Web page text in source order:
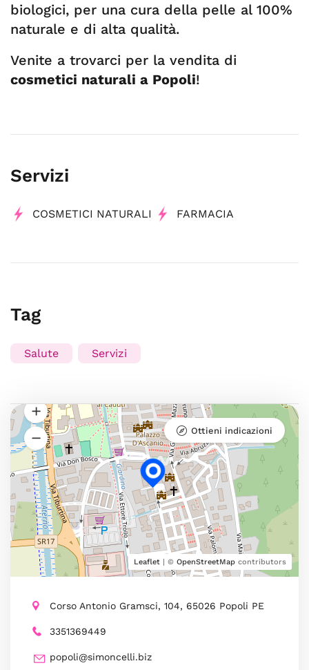
biologici, per una cura della pelle al 100%
naturale e di alta qualità.
Venite a trovarci per la vendita di
cosmetici naturali a Popoli!
Servizi
COSMETICI NATURALI FARMACIA
Tag
Salute Servizi
Leaflet | © OpenStreetMap contributors
Ottieni indicazioni
Corso Antonio Gramsci, 104, 65026 Popoli PE
3351369449
popoli@simoncelli.biz